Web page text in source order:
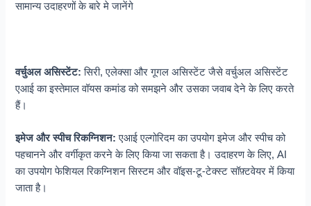
सामान्य उदाहरणों के बारे मे जानेंगे
वर्चुअल असिस्टेंट: सिरी, एलेक्सा और गूगल असिस्टेंट जैसे वर्चुअल असिस्टेंट
एआई का इस्तेमाल वॉयस कमांड को समझने और उसका जवाब देने के लिए करते
हैं।
इमेज और स्पीच रिकग्निशन: एआई एल्गोरिदम का उपयोग इमेज और स्पीच को
पहचानने और वर्गीकृत करने के लिए किया जा सकता है। उदाहरण के लिए, AI
का उपयोग फेशियल रिकग्निशन सिस्टम और वॉइस-टू-टेक्स्ट सॉफ़्टवेयर में किया
जाता है।